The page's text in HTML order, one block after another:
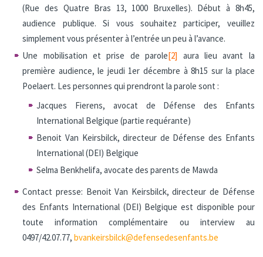
(Rue des Quatre Bras 13, 1000 Bruxelles). Début à 8h45,
audience publique. Si vous souhaitez participer, veuillez
simplement vous présenter à l’entrée un peu à l’avance.
Une mobilisation et prise de parole[2] aura lieu avant la
première audience, le jeudi 1er décembre à 8h15 sur la place
Poelaert. Les personnes qui prendront la parole sont :
Jacques Fierens, avocat de Défense des Enfants
International Belgique (partie requérante)
Benoit Van Keirsbilck, directeur de Défense des Enfants
International (DEI) Belgique
Selma Benkhelifa, avocate des parents de Mawda
Contact presse: Benoit Van Keirsbilck, directeur de Défense
des Enfants International (DEI) Belgique est disponible pour
toute information complémentaire ou interview au
0497/42.07.77,bvankeirsbilck@defensedesenfants.be